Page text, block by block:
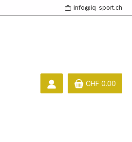
info@iq-sport.ch
CHF 0.00